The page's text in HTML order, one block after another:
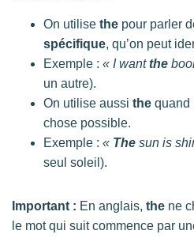
On utilise the pour parler
spécifique, qu’on peut
Exemple : « I wantthe
un autre).
On utilise aussi the quand
chose possible.
Exemple : « The sun is
seul soleil).
Important : En anglais, the ne
le mot qui suit commence par